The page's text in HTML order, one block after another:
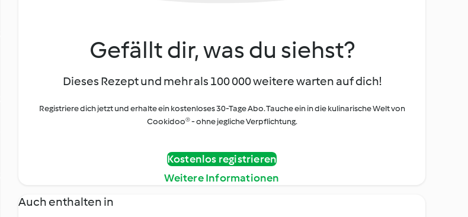
Gefällt dir, was du siehst?
Dieses Rezept und mehr als 100 000 weitere warten auf dich!
Registriere dich jetzt und erhalte ein kostenloses 30-Tage Abo. Tauche ein in die kulinarische Welt von
Cookidoo® - ohne jegliche Verpflichtung.
Kostenlos registrieren
Weitere Informationen
Auch enthalten in